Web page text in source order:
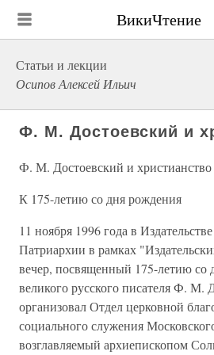
ВикиЧтение
Статьи и лекции
Осипов Алексей Ильич
Ф. М. Достоевский и
Ф. М. Достоевский и христианство
К 175-летию со дня рождения
11 ноября 1996 года в
Патриархии в рамках
вечер, посвященный 175-летию со
великого русского писателя Ф. М.
организовал Отдел церковной
социального служения
возглавляемый архиепископом